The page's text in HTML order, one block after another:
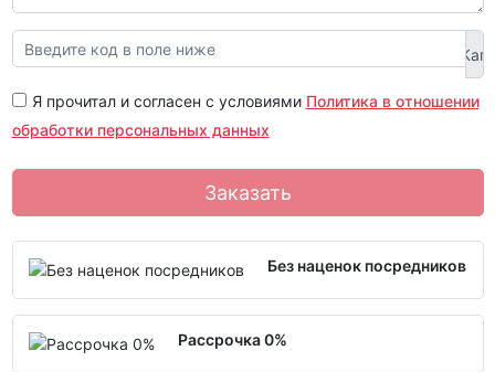
Я прочитал и согласен с условиями Политика в отношении
обработки персональных данных
Заказать
Без наценок посредников
Рассрочка 0%